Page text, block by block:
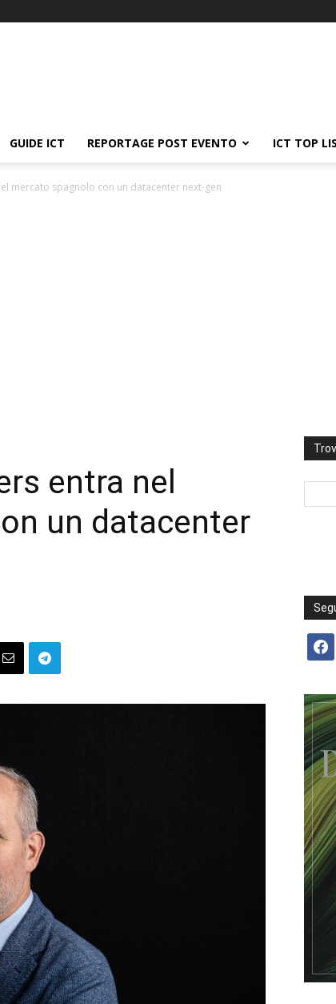
GUIDE ICT REPORTAGE POST EVENTO ICT TOP
mercato spagnolo con un datacenter next-gen
entra nel
un datacenter